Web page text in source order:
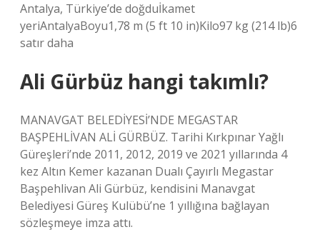
Antalya, Türkiye’de doğduİkamet
yeriAntalyaBoyu1,78 m (5 ft 10 in)Kilo97 kg (214 lb)6
satır daha
Ali Gürbüz hangi takımlı?
MANAVGAT BELEDİYESİ’NDE MEGASTAR
BAŞPEHLİVAN ALİ GÜRBÜZ. Tarihi Kırkpınar Yağlı
Güreşleri’nde 2011, 2012, 2019 ve 2021 yıllarında 4
kez Altın Kemer kazanan Dualı Çayırlı Megastar
Başpehlivan Ali Gürbüz, kendisini Manavgat
Belediyesi Güreş Kulübü’ne 1 yıllığına bağlayan
sözleşmeye imza attı.